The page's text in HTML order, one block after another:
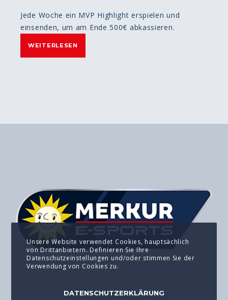
Jede Woche ein MVP Highlight erspielen und
einsenden, um am Ende 500€ abkassieren.
WEITERLESEN
Unsere Website verwendet Cookies, hauptsächlich
von Drittanbietern. Definieren Sie Ihre
Datenschutzeinstellungen und/oder stimmen Sie der
Verwendung von Cookies zu.
DATENSCHUTZERKLÄRUNG